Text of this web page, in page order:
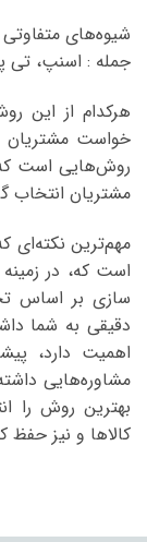
شیوه‌های متفاوتی
جمله : اسنپ، تی
هرکدام از این
خواست مشتریان
روش‌هایی است که
مشتریان انتخاب
مهم‌ترین نکته‌ای
است که، در
سازی بر اساس
دقیقی به شما
اهمیت دارد،
مشاوره‌هایی
بهترین روش را
کالاها و نیز